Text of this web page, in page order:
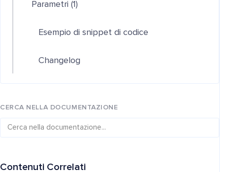
Parametri (1)
Esempio di snippet di codice
Changelog
CERCA NELLA DOCUMENTAZIONE
Contenuti Correlati